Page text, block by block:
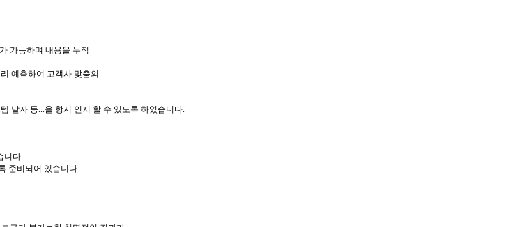
가능하며 내용을 누적
예측하여 고객사 맞춤의
날자 등...을 항시 인지 할 수 있도록 하였습니다.
니다.
준비되어 있습니다.